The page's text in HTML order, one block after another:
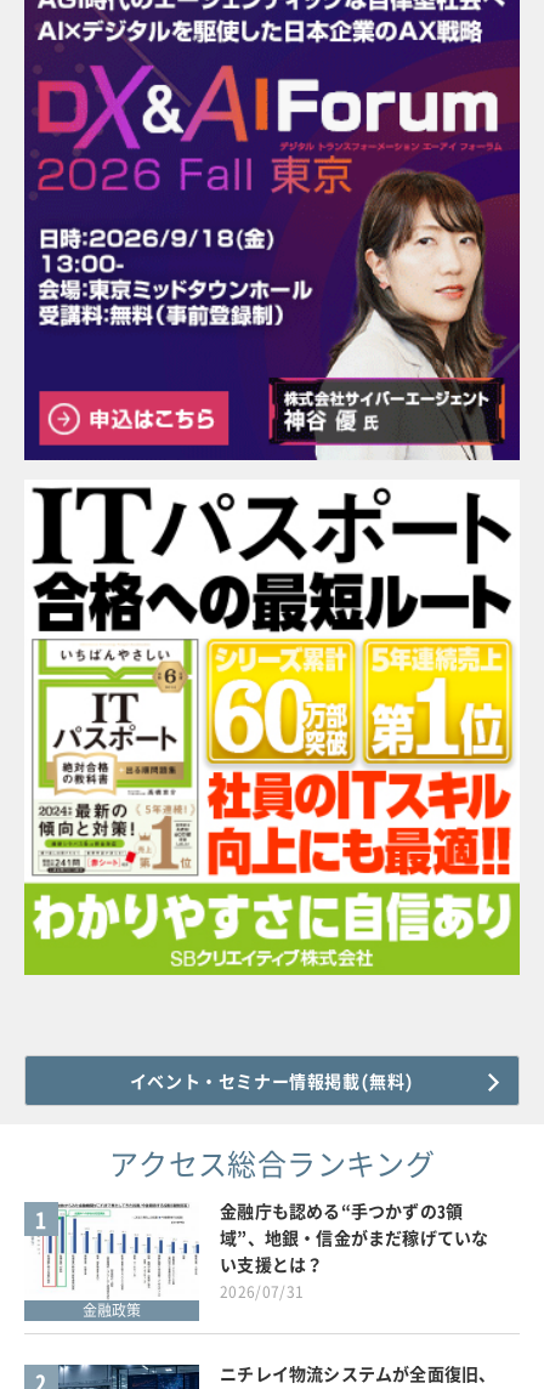
イベント・セミナー情報掲載(無料)
アクセス総合ランキング
1
金融政策
金融庁も認める“手つかずの3領
域”、地銀・信金がまだ稼げていな
い支援とは？
2026/07/31
2
ニチレイ物流システムが全面復旧、